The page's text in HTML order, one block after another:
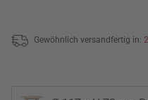
Gewöhnlich versandfertig in: